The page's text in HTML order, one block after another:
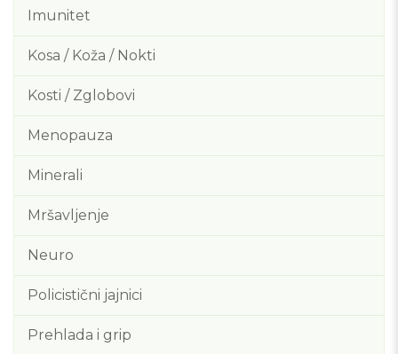
Imunitet
Kosa / Koža / Nokti
Kosti / Zglobovi
Menopauza
Minerali
Mršavljenje
Neuro
Policistični jajnici
Prehlada i grip